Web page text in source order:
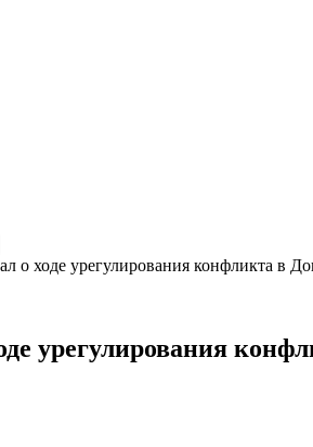
о ходе урегулирования конфликта в
урегулирования